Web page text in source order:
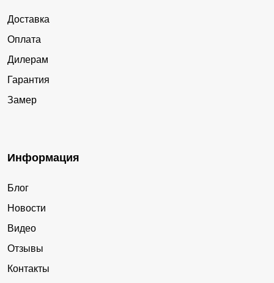
Доставка
Оплата
Дилерам
Гарантия
Замер
Информация
Блог
Новости
Видео
Отзывы
Контакты